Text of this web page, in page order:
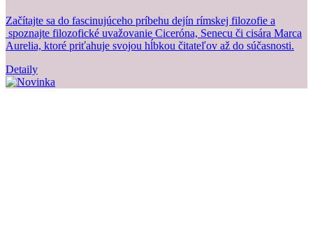
Začítajte sa do fascinujúceho príbehu dejín rímskej filozofie a
spoznajte filozofické uvažovanie Ciceróna, Senecu či cisára Marca
Aurelia, ktoré priťahuje svojou hĺbkou čitateľov až do súčasnosti.
Detaily